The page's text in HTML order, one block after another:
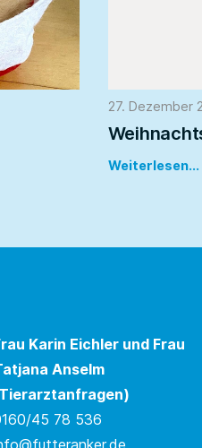
27. Dezember
Weiterlesen...
Karin Eichler und Frau
Anselm
45 78 536